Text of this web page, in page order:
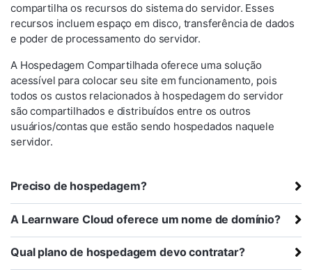
compartilha os recursos do sistema do servidor. Esses
recursos incluem espaço em disco, transferência de dados
e poder de processamento do servidor.
A Hospedagem Compartilhada oferece uma solução
acessível para colocar seu site em funcionamento, pois
todos os custos relacionados à hospedagem do servidor
são compartilhados e distribuídos entre os outros
usuários/contas que estão sendo hospedados naquele
servidor.
Preciso de hospedagem?
A Learnware Cloud oferece um nome de domínio?
Qual plano de hospedagem devo contratar?